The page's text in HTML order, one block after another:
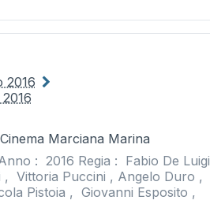
2016
Marciana Marina
: 2016 Regia : Fabio De Luigi
, Vittoria Puccini , Angelo Duro ,
Pistoia , Giovanni Esposito ,